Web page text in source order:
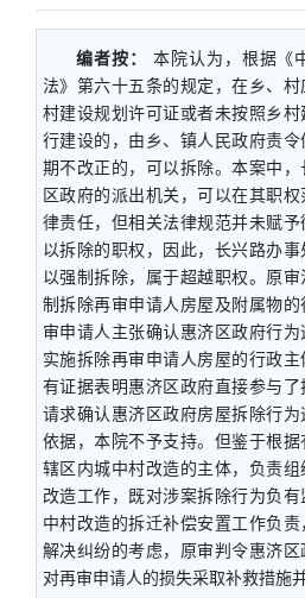
编者按：
本院认为，根据《
法》第六十五条的规定，在乡、
村建设规划许可证或者未按照乡
行建设的，由乡、镇人民政府责
期不改正的，可以拆除。本案中
区政府的派出机关，可以在其职
律责任，但相关法律规范并未赋
以拆除的职权，因此，长兴路办
以强制拆除，属于超越职权。原
制拆除再审申请人房屋及附属物
审申请人主张确认惠济区政府行
实施拆除再审申请人房屋的行政
有证据表明惠济区政府直接参与
请求确认惠济区政府房屋拆除行
依据，本院不予支持。但鉴于根
辖区内城中村改造的主体，负责
改造工作，既对涉案拆除行为负
中村改造的拆迁补偿安置工作负
解决纠纷的考虑，原审判令惠济
对再审申请人的损失采取补救措施